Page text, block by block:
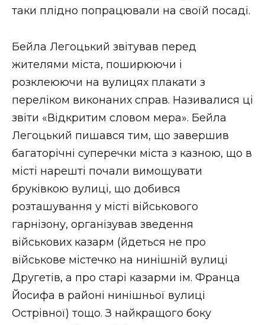
таки плідно попрацювали на своїй посаді.
Бейла Легоцький звітував перед
жителями міста, поширюючи і
розклеюючи на вулицях плакати з
переліком виконаних справ. Називалися ці
звіти «Відкритим словом мера». Бейла
Легоцький пишався тим, що завершив
багаторічні суперечки міста з казною, що в
місті нарешті почали вимощувати
бруківкою вулиці, що добився
розташування у місті військового
гарнізону, організував зведення
військових казарм (йдеться не про
військове містечко на нинішній вулиці
Другетів, а про старі казарми ім. Франца
Йосифа в районі нинішньої вулиці
Острівної) тощо. З найкращого боку